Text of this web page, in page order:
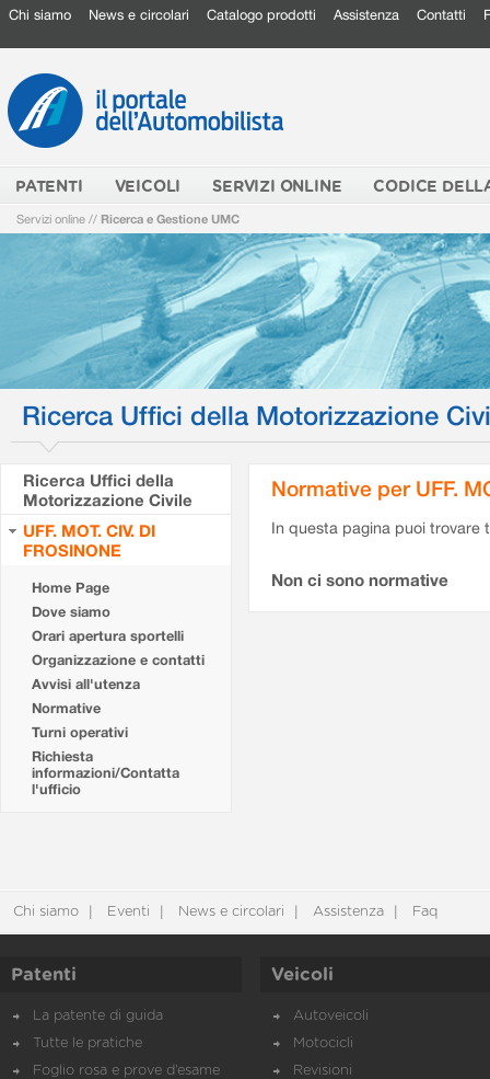
Chi siamo News e circolari Catalogo prodotti Assistenza Contatti
PATENTI VEICOLI SERVIZI ONLINE CODICE
Servizi online // Ricerca e Gestione UMC
Ricerca Uffici della Motorizzazione
Ricerca Uffici della
Motorizzazione Civile
UFF. MOT. CIV. DI
FROSINONE
Home Page
Dove siamo
Orari apertura sportelli
Organizzazione e contatti
Avvisi all'utenza
Normative
Turni operativi
Richiesta
informazioni/Contatta
l'ufficio
Normative per UFF.
In questa pagina puoi
Non ci sono normative
Chi siamo Eventi News e circolari Assistenza Faq
Patenti
La patente di guida
Tutte le pratiche
Foglio rosa e prove d’esame
Veicoli
Autoveicoli
Motocicli
Revisioni